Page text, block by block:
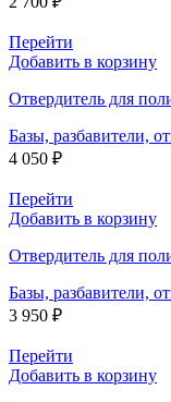
Перейти
Добавить в корзину
Отвердитель для
Базы, разбавители,
4 050 ₽
Перейти
Добавить в корзину
Отвердитель для
Базы, разбавители,
3 950 ₽
Перейти
Добавить в корзину